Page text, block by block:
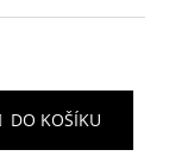
DO KOŠÍKU